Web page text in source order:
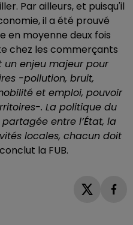
Par ailleurs, et puisqu'il
il a été prouvé
en moyenne deux fois
chez les commerçants
un enjeu majeur pour
-pollution, bruit,
et emploi, pouvoir
. La politique du
entre l’État, la
locales, chacun doit
la FUB.